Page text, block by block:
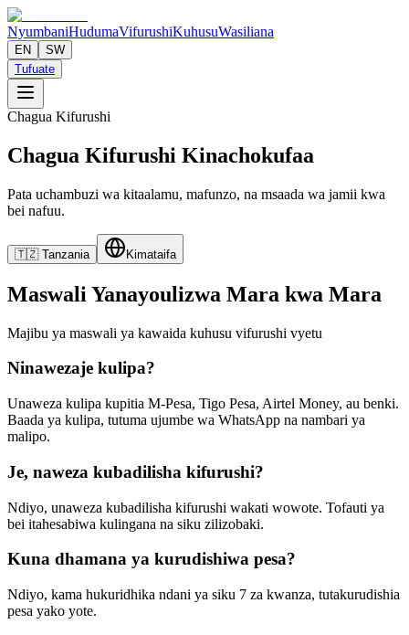
NyumbaniHudumaVifurushiKuhusuWasiliana
EN
SW
Tufuate
Chagua Kifurushi
Chagua Kifurushi Kinachokufaa
Pata uchambuzi wa kitaalamu, mafunzo, na msaada wa jamii kwa
bei nafuu.
🇹🇿 Tanzania Kimataifa
Maswali Yanayoulizwa Mara kwa Mara
Majibu ya maswali ya kawaida kuhusu vifurushi vyetu
Ninawezaje kulipa?
Unaweza kulipa kupitia M-Pesa, Tigo Pesa, Airtel Money, au benki.
Baada ya kulipa, tutuma ujumbe wa WhatsApp na nambari ya
malipo.
Je, naweza kubadilisha kifurushi?
Ndiyo, unaweza kubadilisha kifurushi wakati wowote. Tofauti ya
bei itahesabiwa kulingana na siku zilizobaki.
Kuna dhamana ya kurudishiwa pesa?
Ndiyo, kama hukuridhika ndani ya siku 7 za kwanza, tutakurudishia
pesa yako yote.